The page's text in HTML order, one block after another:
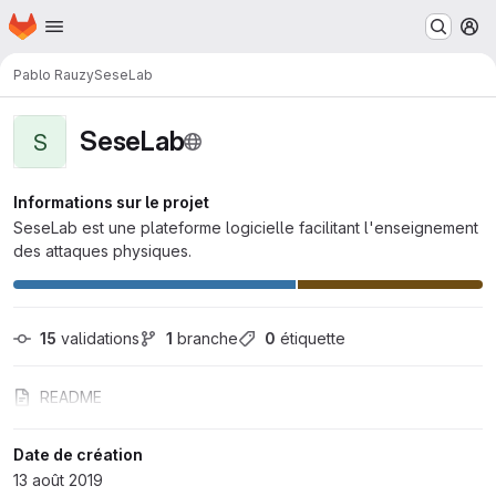
Passer au contenu principal
Page d'accueil
Pablo RauzySeseLab
S SeseLab
Informations sur le projet
SeseLab est une plateforme logicielle facilitant l'enseignement
des attaques physiques.
15 validations 1 branche 0 étiquette
README
Date de création
13 août 2019